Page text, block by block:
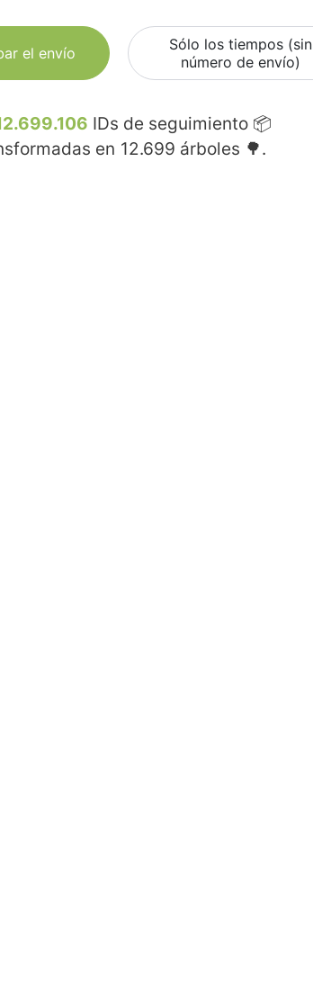
el envío
Sólo los tiempos (sin
número de envío)
IDs de seguimiento 📦
en 12.699 árboles 🌳.